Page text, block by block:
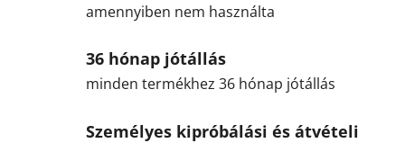
amennyiben nem használta
36 hónap jótállás
minden termékhez 36 hónap jótállás
Személyes kipróbálási és átvételi